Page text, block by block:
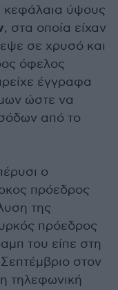
κεφάλαια ύψους
, στα οποία είχαν
σε χρυσό και
όφελος
έγγραφα
ώστε να
από το
ο
πρόεδρος
της
πρόεδρος
του είπε στη
στον
τηλεφωνική